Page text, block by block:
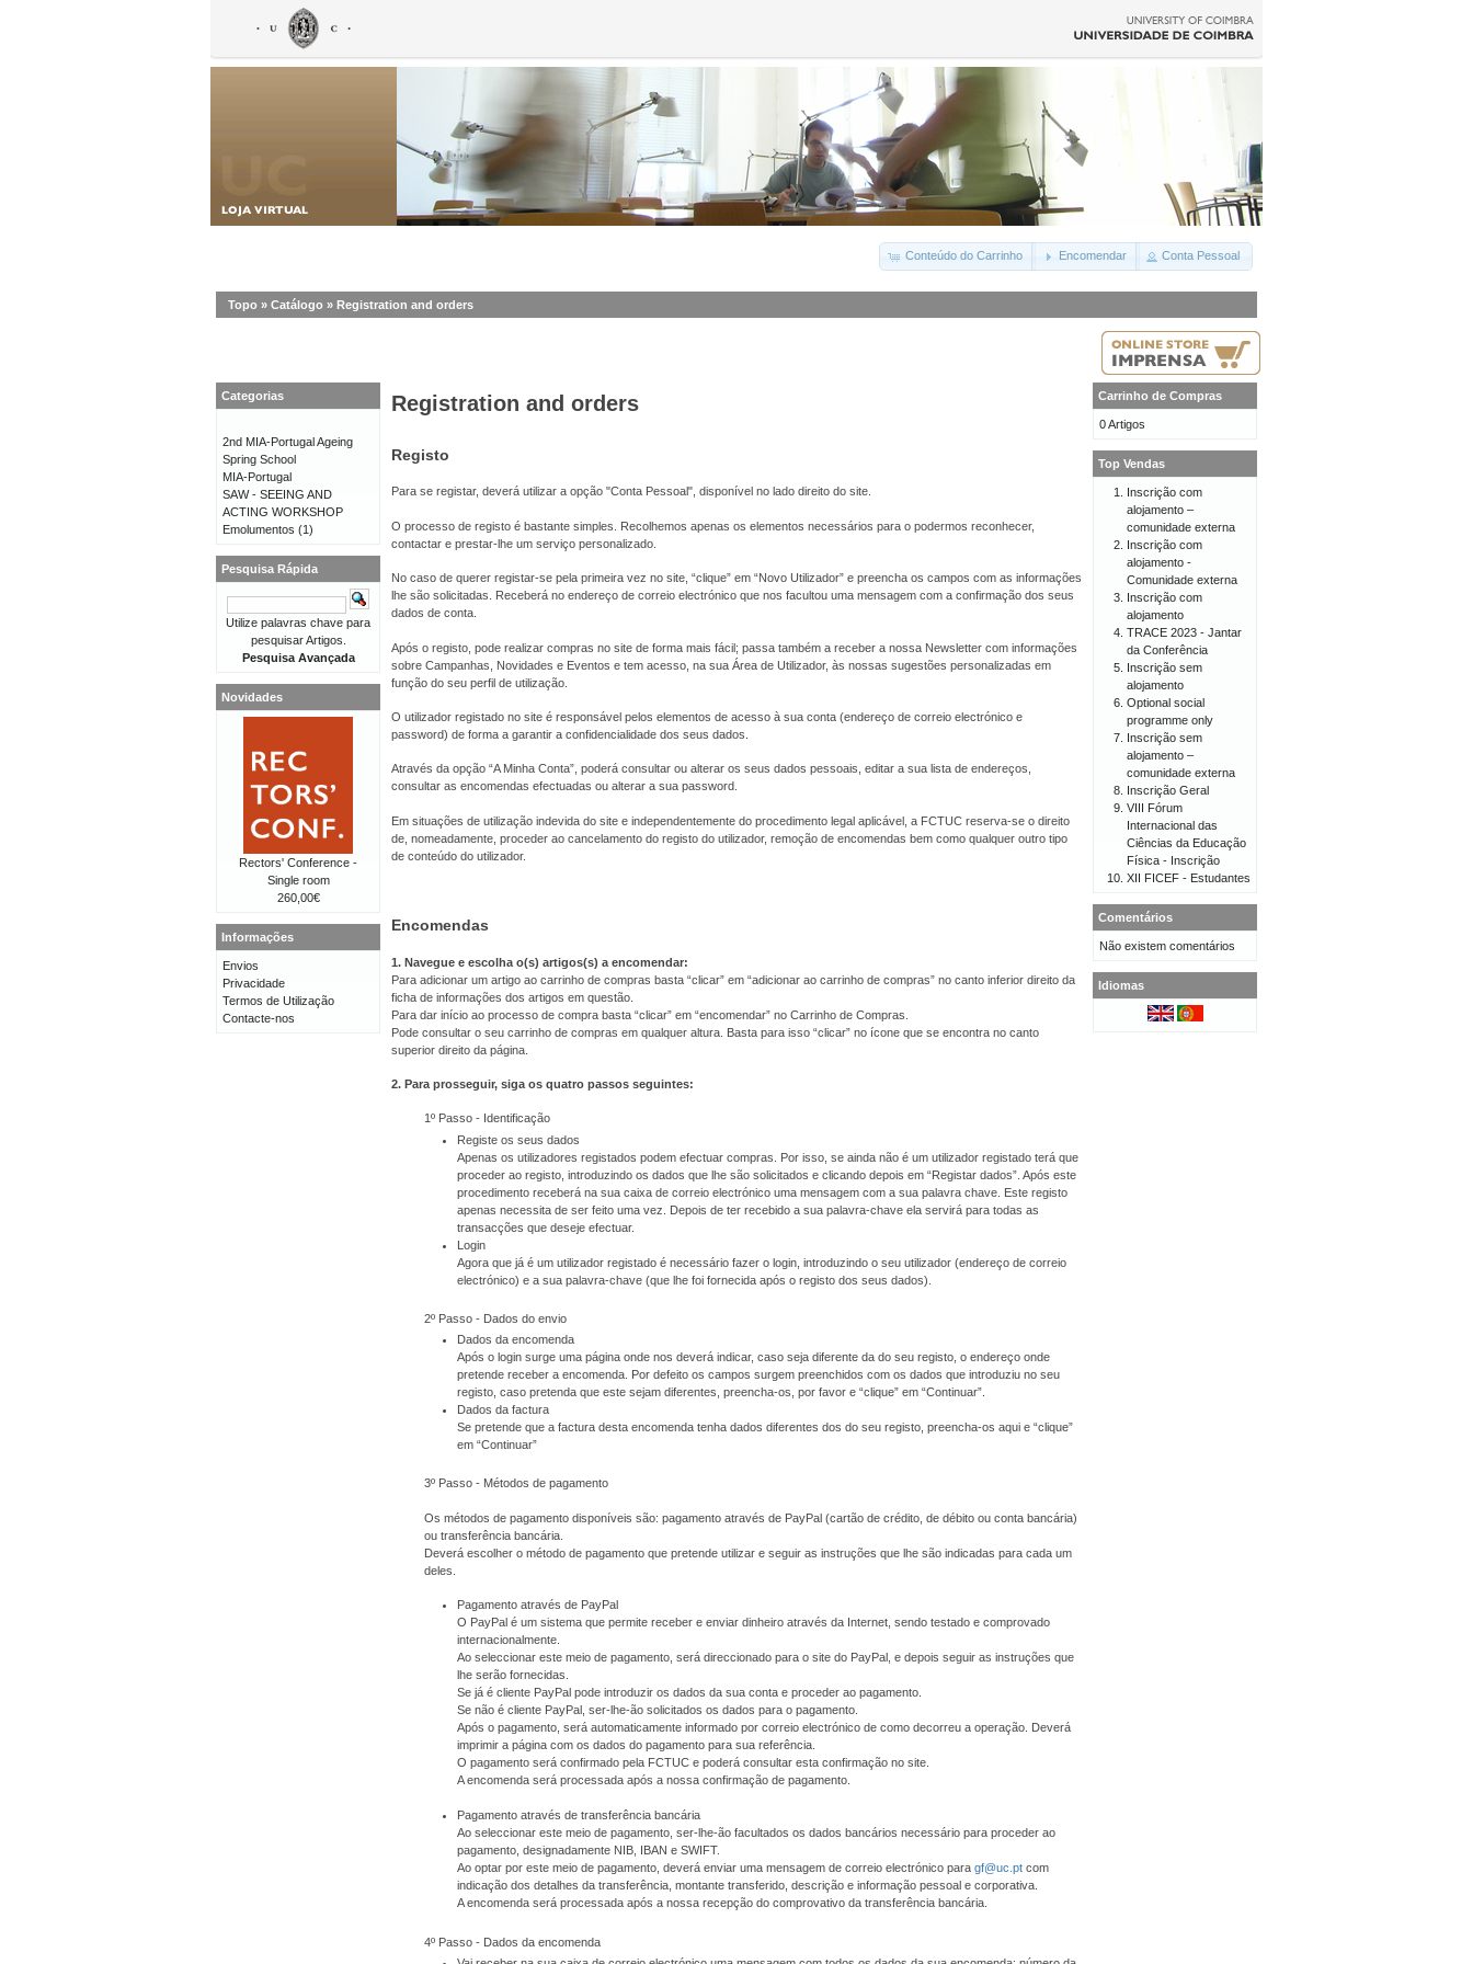
Conteúdo do Carrinho Encomendar Conta Pessoal
Topo » Catálogo » Registration and orders
Registration and orders
Registo
Para se registar, deverá utilizar a opção "Conta Pessoal", disponível no lado direito do site.
O processo de registo é bastante simples. Recolhemos apenas os elementos necessários para o podermos reconhecer,
contactar e prestar-lhe um serviço personalizado.
No caso de querer registar-se pela primeira vez no site, “clique” em “Novo Utilizador” e preencha os campos com as informações
lhe são solicitadas. Receberá no endereço de correio electrónico que nos facultou uma mensagem com a confirmação dos seus
dados de conta.
Após o registo, pode realizar compras no site de forma mais fácil; passa também a receber a nossa Newsletter com informações
sobre Campanhas, Novidades e Eventos e tem acesso, na sua Área de Utilizador, às nossas sugestões personalizadas em
função do seu perfil de utilização.
O utilizador registado no site é responsável pelos elementos de acesso à sua conta (endereço de correio electrónico e
password) de forma a garantir a confidencialidade dos seus dados.
Através da opção “A Minha Conta”, poderá consultar ou alterar os seus dados pessoais, editar a sua lista de endereços,
consultar as encomendas efectuadas ou alterar a sua password.
Em situações de utilização indevida do site e independentemente do procedimento legal aplicável, a FCTUC reserva-se o direito
de, nomeadamente, proceder ao cancelamento do registo do utilizador, remoção de encomendas bem como qualquer outro tipo
de conteúdo do utilizador.
Encomendas
1. Navegue e escolha o(s) artigos(s) a encomendar:
Para adicionar um artigo ao carrinho de compras basta “clicar” em “adicionar ao carrinho de compras” no canto inferior direito da
ficha de informações dos artigos em questão.
Para dar início ao processo de compra basta “clicar” em “encomendar” no Carrinho de Compras.
Pode consultar o seu carrinho de compras em qualquer altura. Basta para isso “clicar” no ícone que se encontra no canto
superior direito da página.
2. Para prosseguir, siga os quatro passos seguintes:
1º Passo - Identificação
Registe os seus dados
Apenas os utilizadores registados podem efectuar compras. Por isso, se ainda não é um utilizador registado terá que
proceder ao registo, introduzindo os dados que lhe são solicitados e clicando depois em “Registar dados”. Após este
procedimento receberá na sua caixa de correio electrónico uma mensagem com a sua palavra chave. Este registo
apenas necessita de ser feito uma vez. Depois de ter recebido a sua palavra-chave ela servirá para todas as
transacções que deseje efectuar.
Login
Agora que já é um utilizador registado é necessário fazer o login, introduzindo o seu utilizador (endereço de correio
electrónico) e a sua palavra-chave (que lhe foi fornecida após o registo dos seus dados).
2º Passo - Dados do envio
Dados da encomenda
Após o login surge uma página onde nos deverá indicar, caso seja diferente da do seu registo, o endereço onde
pretende receber a encomenda. Por defeito os campos surgem preenchidos com os dados que introduziu no seu
registo, caso pretenda que este sejam diferentes, preencha-os, por favor e “clique” em “Continuar”.
Dados da factura
Se pretende que a factura desta encomenda tenha dados diferentes dos do seu registo, preencha-os aqui e “clique”
em “Continuar”
3º Passo - Métodos de pagamento
Os métodos de pagamento disponíveis são: pagamento através de PayPal (cartão de crédito, de débito ou conta bancária)
ou transferência bancária.
Deverá escolher o método de pagamento que pretende utilizar e seguir as instruções que lhe são indicadas para cada um
deles.
Pagamento através de PayPal
O PayPal é um sistema que permite receber e enviar dinheiro através da Internet, sendo testado e comprovado
internacionalmente.
Ao seleccionar este meio de pagamento, será direccionado para o site do PayPal, e depois seguir as instruções que
lhe serão fornecidas.
Se já é cliente PayPal pode introduzir os dados da sua conta e proceder ao pagamento.
Se não é cliente PayPal, ser-lhe-ão solicitados os dados para o pagamento.
Após o pagamento, será automaticamente informado por correio electrónico de como decorreu a operação. Deverá
imprimir a página com os dados do pagamento para sua referência.
O pagamento será confirmado pela FCTUC e poderá consultar esta confirmação no site.
A encomenda será processada após a nossa confirmação de pagamento.
Pagamento através de transferência bancária
Ao seleccionar este meio de pagamento, ser-lhe-ão facultados os dados bancários necessário para proceder ao
pagamento, designadamente NIB, IBAN e SWIFT.
Ao optar por este meio de pagamento, deverá enviar uma mensagem de correio electrónico para gf@uc.pt com
indicação dos detalhes da transferência, montante transferido, descrição e informação pessoal e corporativa.
A encomenda será processada após a nossa recepção do comprovativo da transferência bancária.
4º Passo - Dados da encomenda
Categorias
2nd MIA-Portugal Ageing
Spring School
MIA-Portugal
SAW - SEEING AND
ACTING WORKSHOP
Emolumentos (1)
Pesquisa Rápida
Utilize palavras chave para
pesquisar Artigos.
Pesquisa Avançada
Novidades
Rectors' Conference -
Single room
260,00€
Informações
Envios
Privacidade
Termos de Utilização
Contacte-nos
Carrinho de Compras
0 Artigos
Top Vendas
Inscrição com
alojamento –
comunidade externa
Inscrição com
alojamento -
Comunidade externa
Inscrição com
alojamento
TRACE 2023 - Jantar
da Conferência
Inscrição sem
alojamento
Optional social
programme only
Inscrição sem
alojamento –
comunidade externa
Inscrição Geral
VIII Fórum
Internacional das
Ciências da Educação
Física - Inscrição
XII FICEF - Estudantes
Comentários
Não existem comentários
Idiomas